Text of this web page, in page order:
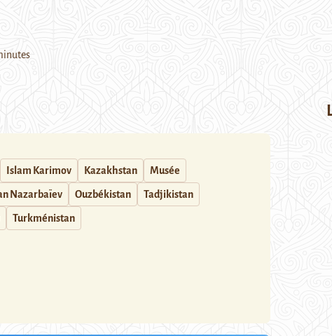
Islam Karimov Kazakhstan Musée
Nazarbaïev Ouzbékistan Tadjikistan
Turkménistan